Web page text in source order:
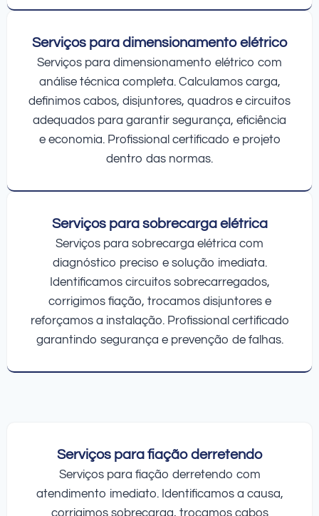
Serviços para dimensionamento elétrico
Serviços para dimensionamento elétrico com
análise técnica completa. Calculamos carga,
definimos cabos, disjuntores, quadros e circuitos
adequados para garantir segurança, eficiência
e economia. Profissional certificado e projeto
dentro das normas.
Serviços para sobrecarga elétrica
Serviços para sobrecarga elétrica com
diagnóstico preciso e solução imediata.
Identificamos circuitos sobrecarregados,
corrigimos fiação, trocamos disjuntores e
reforçamos a instalação. Profissional certificado
garantindo segurança e prevenção de falhas.
Serviços para fiação derretendo
Serviços para fiação derretendo com
atendimento imediato. Identificamos a causa,
corrigimos sobrecarga, trocamos cabos